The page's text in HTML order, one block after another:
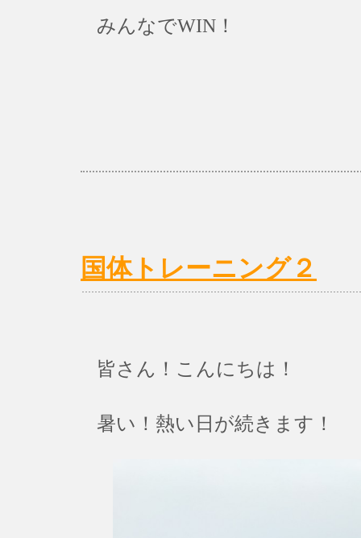
みんなでWIN！
国体トレーニング２
皆さん！こんにちは！
暑い！熱い日が続きます！